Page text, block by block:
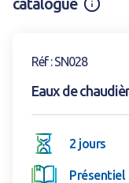
Réf : SN028
Eaux de
2 jours
Présentiel